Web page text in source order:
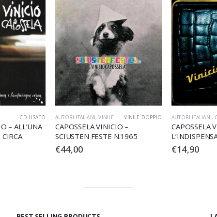
VINILE DOPPIO
–
COMPACT DISC
AUTORI ITALIANI,CD
CAPOSSELA VINICIO –
L’INDISPENSABILE
€14,90
AUTORI ITALIANI,
CAPOSSELA
A
€14,90